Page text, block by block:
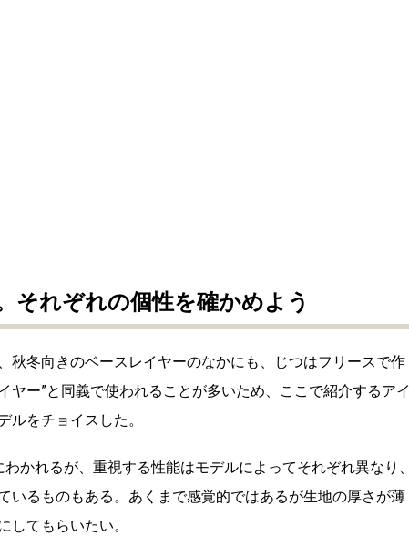
それぞれの個性を確かめよう
秋冬向きのベースレイヤーのなかにも、じつはフリースで作
ヤー”と同義で使われることが多いため、ここで紹介するアイ
ルをチョイスした。
かれるが、重視する性能はモデルによってそれぞれ異なり、
いるものもある。あくまで感覚的ではあるが生地の厚さが薄
してもらいたい。